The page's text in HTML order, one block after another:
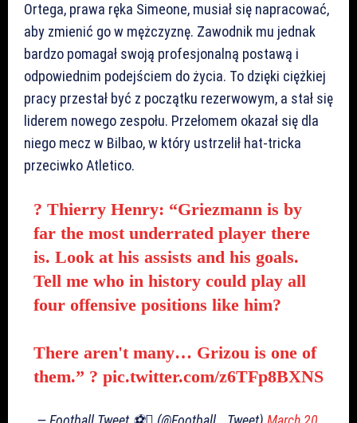
Ortega, prawa ręka Simeone, musiał się napracować,
aby zmienić go w mężczyznę. Zawodnik mu jednak
bardzo pomagał swoją profesjonalną postawą i
odpowiednim podejściem do życia. To dzięki ciężkiej
pracy przestał być z początku rezerwowym, a stał się
liderem nowego zespołu. Przełomem okazał się dla
niego mecz w Bilbao, w który ustrzelił hat-tricka
przeciwko Atletico.
?️ Thierry Henry: “Griezmann is by
far the most underrated player there
is. Look at his assists and his goals.
Tell me who in history could play all
four offensive positions like him?
There aren't many… Grizou is one of
them.” ? pic.twitter.com/z6TFp8BXNS